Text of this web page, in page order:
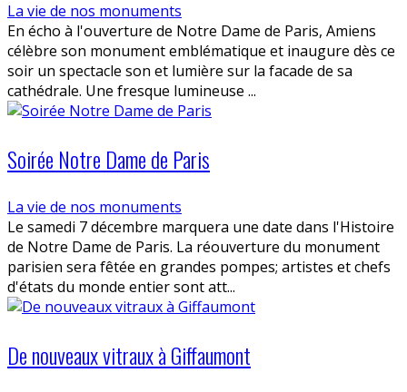
La vie de nos monuments
En écho à l'ouverture de Notre Dame de Paris, Amiens
célèbre son monument emblématique et inaugure dès ce
soir un spectacle son et lumière sur la facade de sa
cathédrale. Une fresque lumineuse ...
Soirée Notre Dame de Paris
La vie de nos monuments
Le samedi 7 décembre marquera une date dans l'Histoire
de Notre Dame de Paris. La réouverture du monument
parisien sera fêtée en grandes pompes; artistes et chefs
d'états du monde entier sont att...
De nouveaux vitraux à Giffaumont